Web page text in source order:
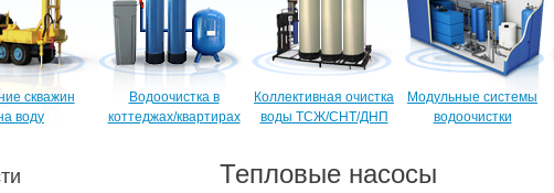
скважин
воду
Водоочистка в
коттеджах/квартирах
Коллективная очистка
воды ТСЖ/СНТ/ДНП
Модульные системы
водоочистки
Тепловые насосы